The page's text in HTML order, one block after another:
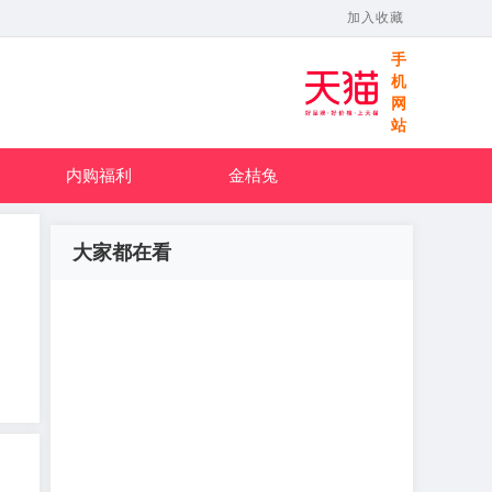
加入收藏
手
机
网
站
内购福利 金桔兔
大家都在看